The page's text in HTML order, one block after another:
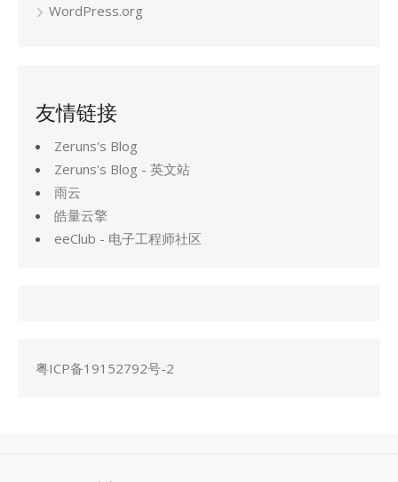
WordPress.org
友情链接
Zeruns's Blog
Zeruns's Blog - 英文站
雨云
皓量云擎
eeClub - 电子工程师社区
粤ICP备19152792号-2